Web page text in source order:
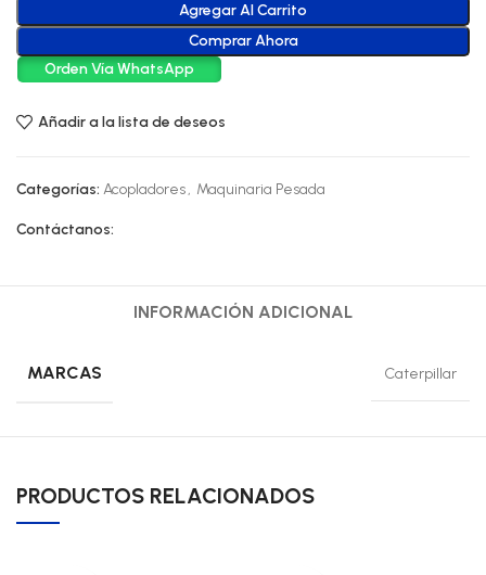
Agregar Al Carrito
Comprar Ahora
Orden Vía WhatsApp
Añadir a la lista de deseos
Categorías: Acopladores, Maquinaria Pesada
Contáctanos:
INFORMACIÓN ADICIONAL
MARCAS Caterpillar
PRODUCTOS RELACIONADOS